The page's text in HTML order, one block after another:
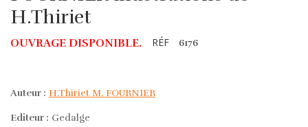
H.Thiriet
OUVRAGE DISPONIBLE. RÉF 6176
Auteur : H.Thiriet M. FOURNIER
Editeur : Gedalge